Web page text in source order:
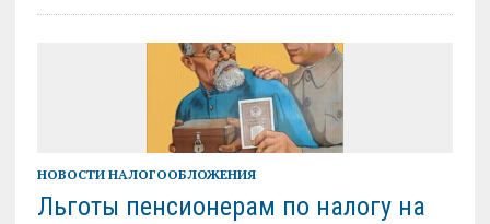
НОВОСТИ НАЛОГООБЛОЖЕНИЯ
Льготы пенсионерам по налогу на